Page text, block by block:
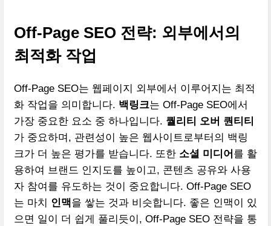
Off-Page SEO 전략: 외부에서의
최적화 작업
Off-Page SEO는 웹페이지 외부에서 이루어지는 최적
화 작업을 의미합니다. 백링크는 Off-Page SEO에서
가장 중요한 요소 중 하나입니다. 퀄리티 오버 퀀티티
가 중요하며, 관련성이 높은 웹사이트로부터의 백링
크가 더 높은 평가를 받습니다. 또한 소셜 미디어 를 활
용하여 브랜드 인지도를 높이고, 콘텐츠 공유와 사용
자 참여를 유도하는 것이 중요합니다. Off-Page SEO
는 마치
인맥을 쌓는 것과 비슷합니다. 좋은 인맥이 있
으면 일이 더 쉽게 풀리듯이, Off-Page SEO 전략을 통